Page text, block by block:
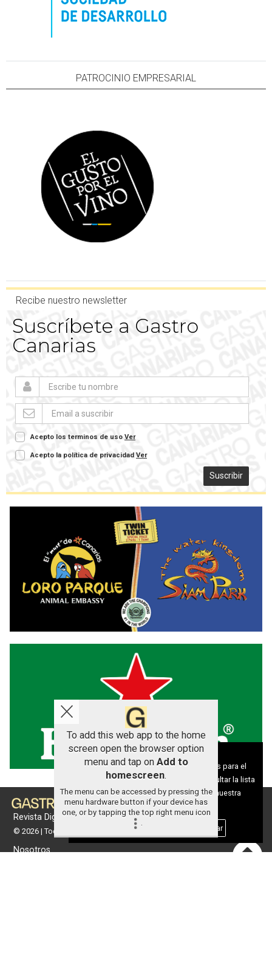
PATROCINIO EMPRESARIAL
Recibe nuestro newsletter
Suscríbete a Gastro
Canarias
Acepto los terminos de uso Ver
Acepto la política de privacidad Ver
Suscribir
Revista Digital de gastronomía
© 2026 | Todos los derechos reservados
Nosotros
To add this web app to the home
screen open the browser option
menu and tap on Add to
homescreen.
The menu can be accessed by pressing the
menu hardware button if your device has
one, or by tapping the top right menu icon
.
Aviso sobre el Uso de cookies:
Utilizamos cookies nuestras y de terceros para el
funcionamiento del digital. Puedes consultar la lista
de cookies y como desconectarlas. Ver nuestra
Política de Privacidad y Cookies
Aceptar Cookies Personalizar